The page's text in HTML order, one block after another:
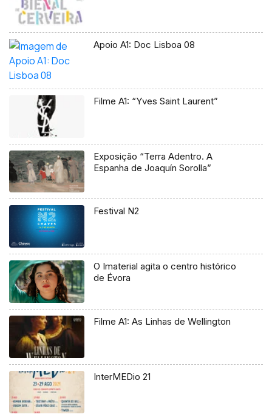
Apoio A1: Doc Lisboa 08
Filme A1: “Yves Saint Laurent”
Exposição “Terra Adentro. A
Espanha de Joaquín Sorolla”
Festival N2
O Imaterial agita o centro histórico
de Évora
Filme A1: As Linhas de Wellington
InterMEDio 21